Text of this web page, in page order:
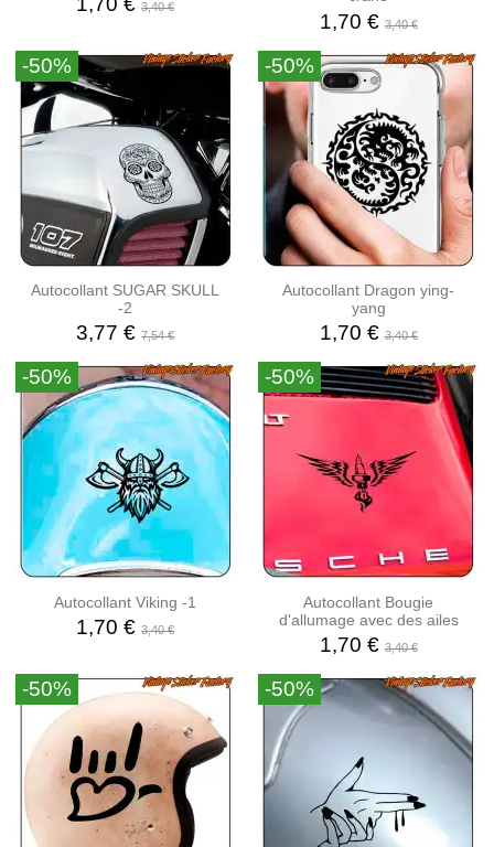
3,40 €
1,70 €3,40 €
-50%
Autocollant SUGAR SKULL
-2
3,77 €7,54 €
-50%
Autocollant Dragon ying-
yang
1,70 €3,40 €
-50%
Autocollant Viking -1
1,70 €3,40 €
-50%
Autocollant Bougie
d'allumage avec des ailes
1,70 €3,40 €
-50% -50%